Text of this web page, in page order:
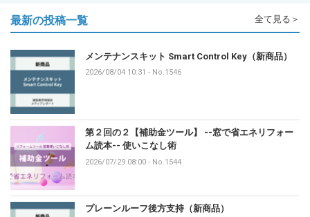
最新の投稿一覧 全て見る＞
メンテナンスキット Smart Control Key（新商品）
2026/08/04 10:31 - No.1546
第２回の２【補助金ツール】 --窓で省エネリフォー
ム読本-- 使いこなし術
2026/07/29 08:00 - No.1544
プレーンルーフ後方支持（新商品）